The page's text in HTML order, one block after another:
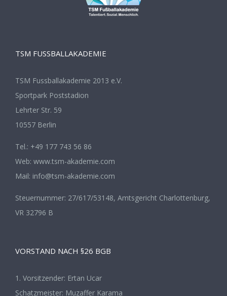
TSM FUSSBALLAKADEMIE
TSM Fussballakademie 2013 e.V.
Sportpark Poststadion
Lehrter Str. 59
10557 Berlin
Tel.: +49 177 743 56 86
Web: www.tsm-akademie.com
Mail: info@tsm-akademie.com
Steuernummer: 27/617/53148, Amtsgericht Charlottenburg,
VR 32796 B
VORSTAND NACH §26 BGB
1. Vorsitzender: Ertan Ucar
Schatzmeister: Muzaffer Karama